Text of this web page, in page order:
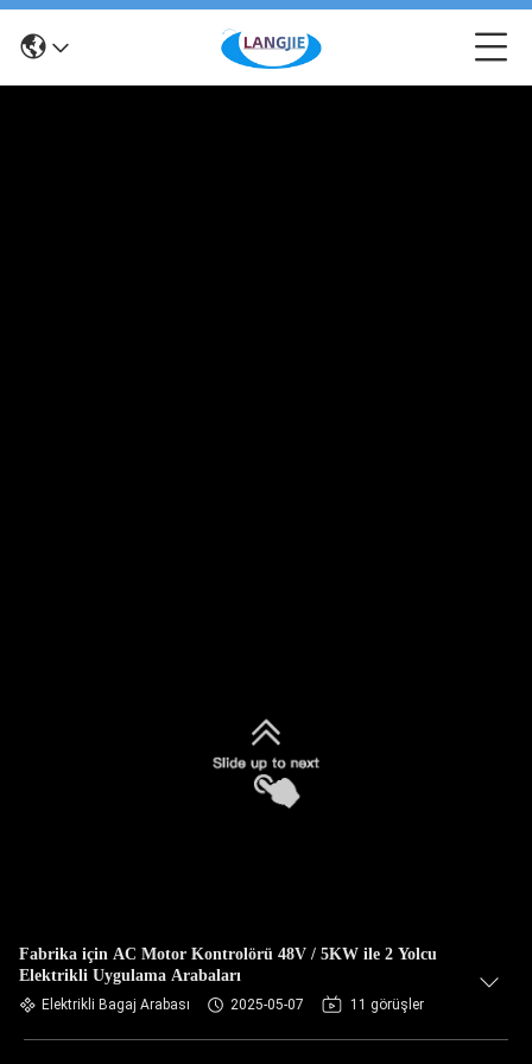
Fabrika için AC Motor Kontrolörü 48V / 5KW ile 2 Yolcu
Elektrikli Uygulama Arabaları
Elektrikli Bagaj Arabası 2025-05-07 11 görüşler